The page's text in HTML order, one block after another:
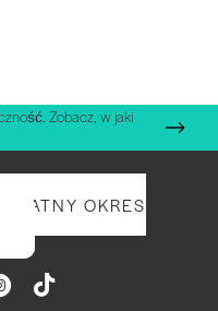
Zobacz, w jaki
OKRES